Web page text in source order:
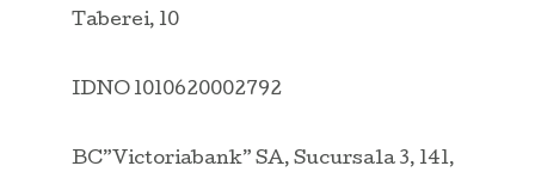
Taberei, 10
IDNO 1010620002792
BC”Victoriabank” SA, Sucursala 3, 141,